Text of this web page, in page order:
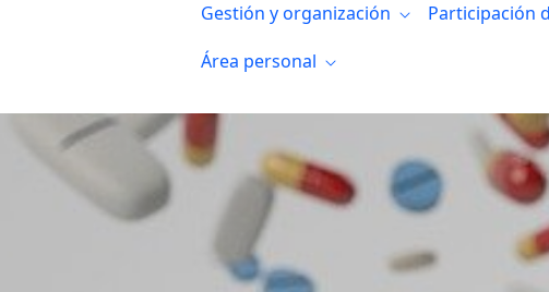
Gestión y organización
Participación
Área personal